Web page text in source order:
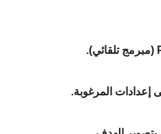
(مبرمج تلقائي).
المرغوبة.